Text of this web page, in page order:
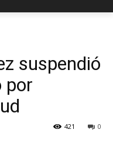
suspendió
por
0
421